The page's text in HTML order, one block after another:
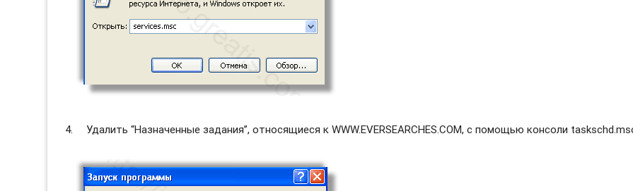
Удалить “Назначенные задания”, относящиеся к WWW.EVERSEARCHES.COM, с помощью консоли